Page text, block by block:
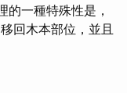
的一種特殊性是，
回木本部位，並且